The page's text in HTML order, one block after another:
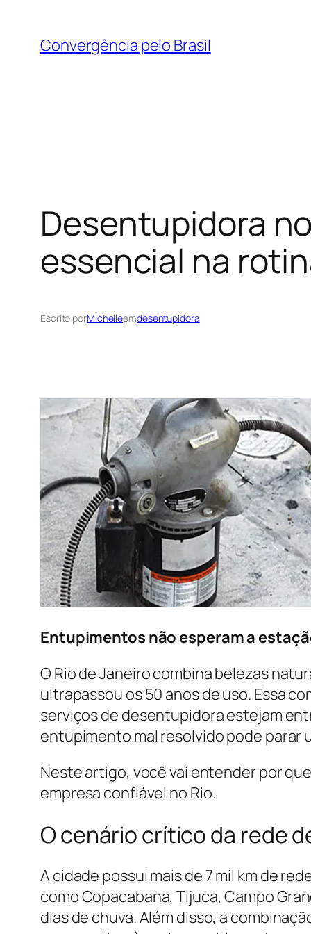
Convergência pelo Brasil
Desentupidora
essencial na
Escrito porMichelleemdesentupidora
Entupimentos não esperam a
O Rio de Janeiro combina belezas
ultrapassou os 50 anos de uso. Essa
serviços de desentupidora estejam
entupimento mal resolvido pode parar
Neste artigo, você vai entender por
empresa confiável no Rio.
O cenário crítico da rede
A cidade possui mais de 7 mil km de
como Copacabana, Tijuca, Campo
dias de chuva. Além disso, a